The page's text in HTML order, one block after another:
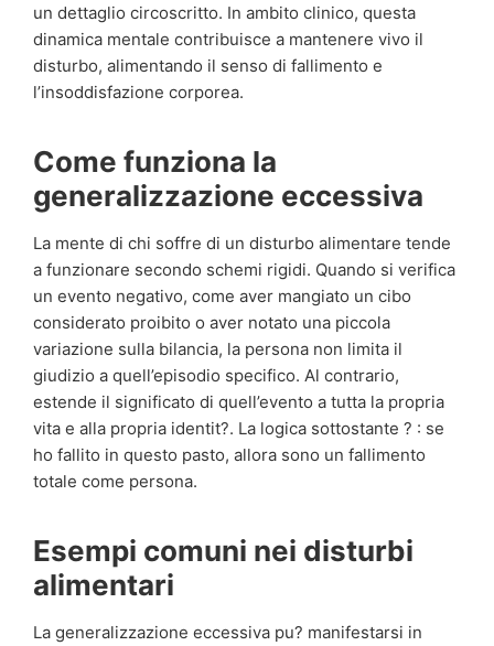
un dettaglio circoscritto. In ambito clinico, questa
dinamica mentale contribuisce a mantenere vivo il
disturbo, alimentando il senso di fallimento e
l’insoddisfazione corporea.
Come funziona la
generalizzazione eccessiva
La mente di chi soffre di un disturbo alimentare tende
a funzionare secondo schemi rigidi. Quando si verifica
un evento negativo, come aver mangiato un cibo
considerato proibito o aver notato una piccola
variazione sulla bilancia, la persona non limita il
giudizio a quell’episodio specifico. Al contrario,
estende il significato di quell’evento a tutta la propria
vita e alla propria identit?. La logica sottostante ? : se
ho fallito in questo pasto, allora sono un fallimento
totale come persona.
Esempi comuni nei disturbi
alimentari
La generalizzazione eccessiva pu? manifestarsi in